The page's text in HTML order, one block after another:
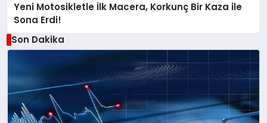
Yeni Motosikletle İlk Macera, Korkunç Bir Kaza ile
Sona Erdi!
Son Dakika